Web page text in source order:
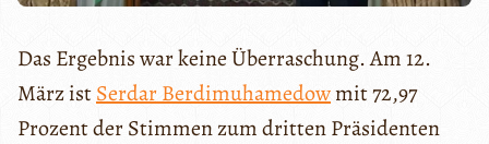
Das Ergebnis war keine Überraschung. Am 12.
März istSerdar Berdimuhamedowmit 72,97
Prozent der Stimmen zum dritten Präsidenten